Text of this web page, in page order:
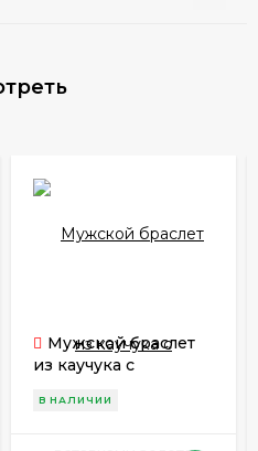
Мужской браслет
из каучука с
Zancan EXB 283 R-N
В НАЛИЧИИ